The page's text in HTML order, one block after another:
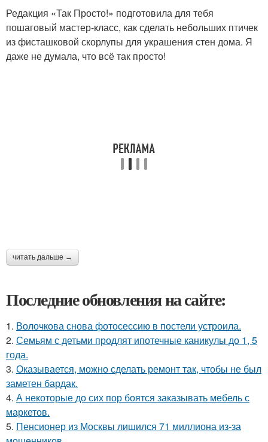
Редакция «Так Просто!» подготовила для тебя
пошаговый мастер-класс, как сделать небольших птичек
из фисташковой скорлупы для украшения стен дома. Я
даже не думала, что всё так просто!
читать дальше →
Последние обновления на сайте:
1. Волочкова снова фотосессию в постели устроила.
2. Семьям с детьми продлят ипотечные каникулы до 1, 5
года.
3. Оказывается, можно сделать ремонт так, чтобы не был
заметен бардак.
4. А некоторые до сих пор боятся заказывать мебель с
маркетов.
5. Пенсионер из Москвы лишился 71 миллиона из-за